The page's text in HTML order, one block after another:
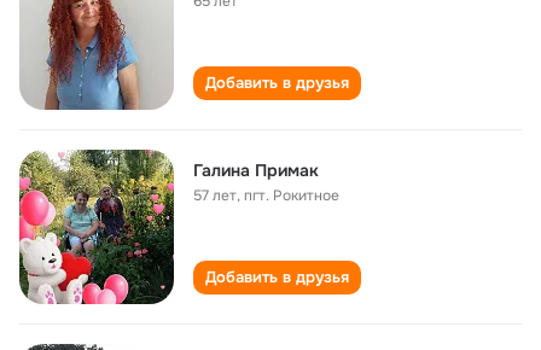
Добавить в друзья
Галина Примак
57 лет,пгт. Рокитное
Добавить в друзья